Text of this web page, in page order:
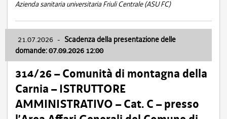
Azienda sanitaria universitaria Friuli Centrale (ASU FC)
21.07.2026 - Scadenza della presentazione delle
domande: 07.09.2026 12:00
314/26 – Comunità di montagna della
Carnia – ISTRUTTORE
AMMINISTRATIVO – Cat. C – presso